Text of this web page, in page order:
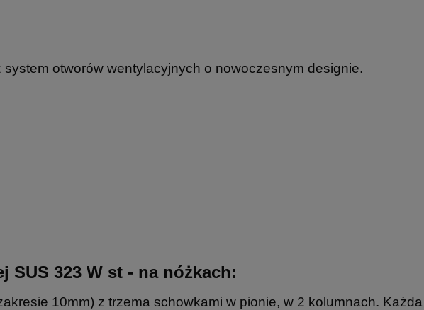
otworów wentylacyjnych o nowoczesnym designie.
SUS 323 W st - na nóżkach:
10mm) z trzema schowkami w pionie, w 2 kolumnach.